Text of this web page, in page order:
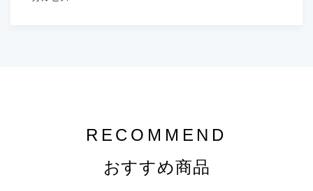
RECOMMEND
おすすめ商品